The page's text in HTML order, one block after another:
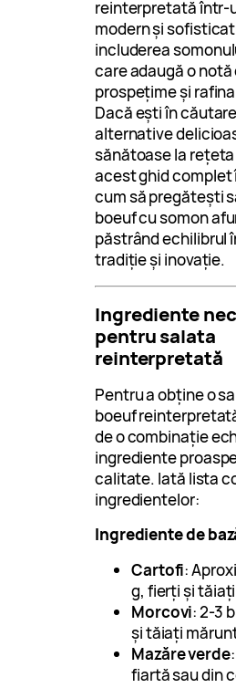
reinterpretată într-
modern și
includerea
care adaugă o notă
prospețime și
Dacă ești în
alternative
sănătoase la
acest ghid complet
cum să pregătești
boeuf cu somon
păstrând echilibrul
tradiție și inovație.
Ingrediente
pentru salata
reinterpretată
Pentru a obține o
boeuf
de o combinație
ingrediente
calitate. Iată lista
ingredientelor:
Ingrediente de
Cartofi:
g, fierți și
Morcovi: 2-3
și tăiați
Mazăre verde
fiartă sau din